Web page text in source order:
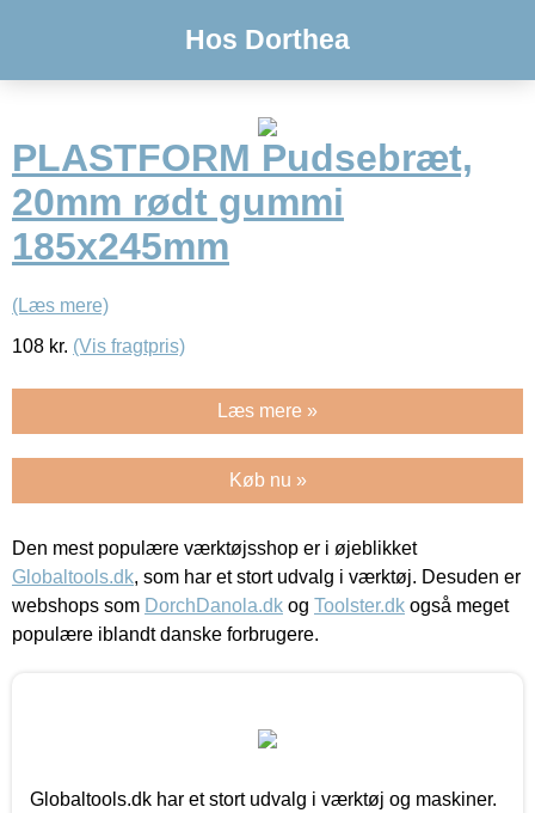
Hos Dorthea
PLASTFORM Pudsebræt,
20mm rødt gummi
185x245mm
(Læs mere)
108 kr. (Vis fragtpris)
Læs mere »
Køb nu »
Den mest populære værktøjsshop er i øjeblikket
Globaltools.dk, som har et stort udvalg i værktøj. Desuden er
webshops som DorchDanola.dk og Toolster.dk også meget
populære iblandt danske forbrugere.
Globaltools.dk har et stort udvalg i værktøj og maskiner.